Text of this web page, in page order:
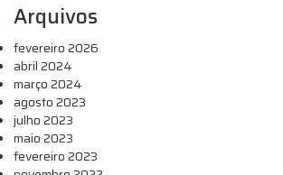
Arquivos
fevereiro 2026
abril 2024
março 2024
agosto 2023
julho 2023
maio 2023
fevereiro 2023